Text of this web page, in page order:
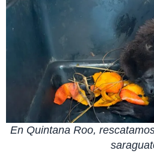
En Quintana Roo,